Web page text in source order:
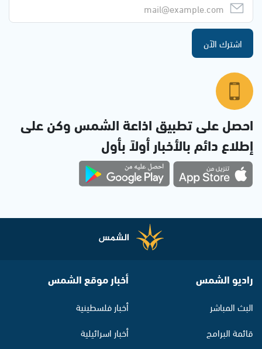
اشترك الآن
احصل على تطبيق اذاعة الشمس وكن على
إطلاع دائم بالأخبار أولاً بأول
راديو الشمس
البث المباشر
قائمة البرامج
أخبار موقع الشمس
أخبار فلسطينية
أخبار اسرائيلية